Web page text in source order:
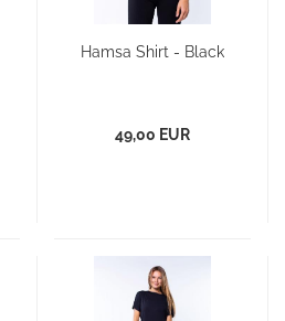
Hamsa Shirt - Black
49,00 EUR